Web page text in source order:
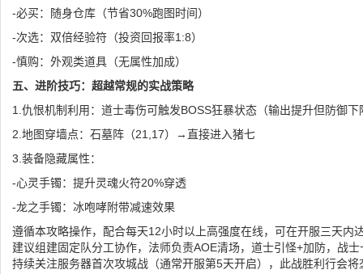
-必买：随身仓库（节省30%跑图时间）
-次选：双倍经验符（投资回报率1:8）
-慎购：外观类道具（无属性加成）
五、进阶技巧：超越常规的实战策略
1.仇恨机制利用：道士毒伤可触发BOSS狂暴状态（输出提升但防御下
2.地图穿墙点：石墓阵（21,17）→直接进入猪七
3.装备隐藏属性：
-心灵手镯：提升灵魂火符20%穿透
-龙之手镯：冰咆哮附带减速效果
遵循本攻略操作，配合每天12小时以上高强度在线，可在开服三天内
建议组建固定队分工协作，法师负责AOE清场，道士引怪+加防，战
持续关注服务器首次攻城战（通常开服第5天开启），此战胜利行会